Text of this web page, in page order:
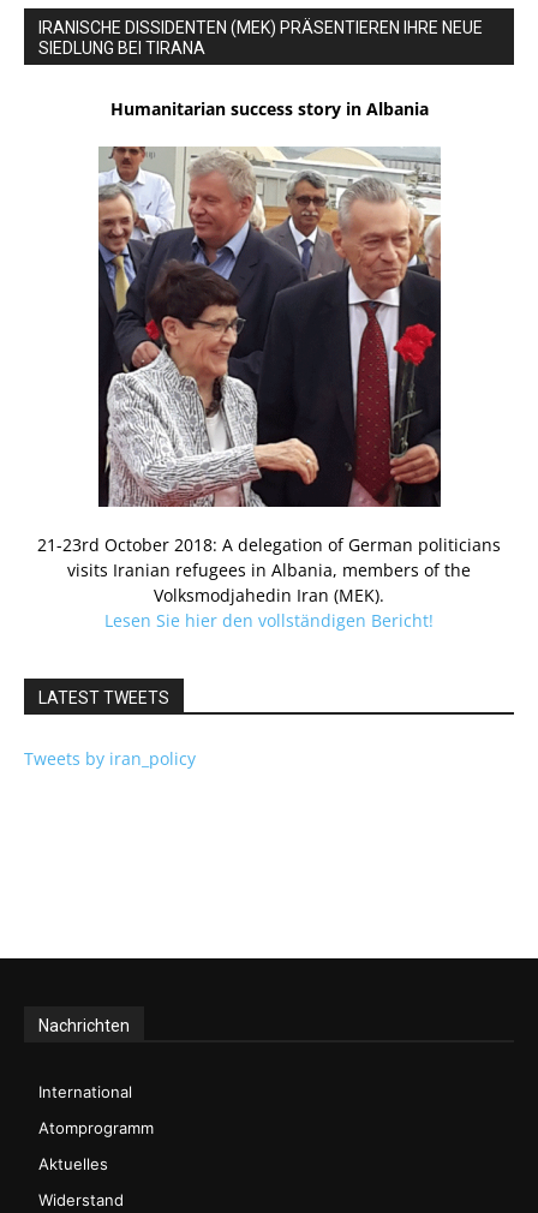
IRANISCHE DISSIDENTEN (MEK) PRÄSENTIEREN IHRE NEUE
SIEDLUNG BEI TIRANA
Humanitarian success story in Albania
21-23rd October 2018: A delegation of German politicians
visits Iranian refugees in Albania, members of the
Volksmodjahedin Iran (MEK).
Lesen Sie hier den vollständigen Bericht!
LATEST TWEETS
Tweets by iran_policy
Nachrichten
International
Atomprogramm
Aktuelles
Widerstand